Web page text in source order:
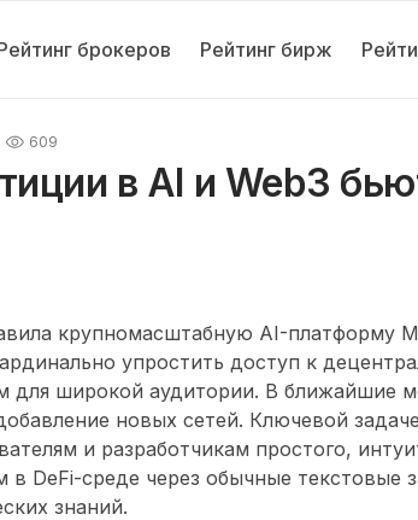
брокеров Рейтинг бирж
609
в AI и Web3
крупномасштабную AI-платформу
упростить доступ к
для широкой аудитории. В ближайшие
новых сетей. Ключевой
и разработчикам простого,
в DeFi-среде через обычные текстовые
знаний.